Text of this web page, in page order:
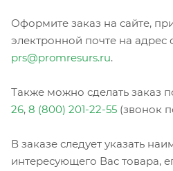
Оформите заказ на сайте,
электронной почте на адрес
prs@promresurs.ru.
Также можно сделать заказ
26, 8 (800) 201-22-55 (звонок
В заказе следует указать
интересующего Вас товара,